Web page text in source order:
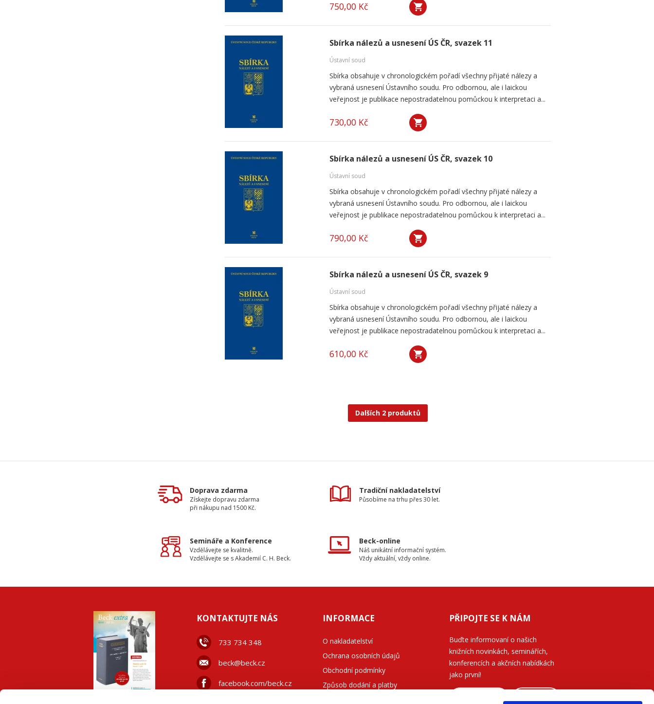
750,00 Kč
Sbírka nálezů a usnesení ÚS ČR, svazek 11
Ústavní soud
Sbírka obsahuje v chronologickém pořadí všechny přijaté nálezy a
vybraná usnesení Ústavního soudu. Pro odbornou, ale i laickou
veřejnost je publikace nepostradatelnou pomůckou k interpretaci a...
730,00 Kč
Sbírka nálezů a usnesení ÚS ČR, svazek 10
Ústavní soud
Sbírka obsahuje v chronologickém pořadí všechny přijaté nálezy a
vybraná usnesení Ústavního soudu. Pro odbornou, ale i laickou
veřejnost je publikace nepostradatelnou pomůckou k interpretaci a...
790,00 Kč
Sbírka nálezů a usnesení ÚS ČR, svazek 9
Ústavní soud
Sbírka obsahuje v chronologickém pořadí všechny přijaté nálezy a
vybraná usnesení Ústavního soudu. Pro odbornou, ale i laickou
veřejnost je publikace nepostradatelnou pomůckou k interpretaci a...
610,00 Kč
Dalších 2 produktů
Doprava zdarma
Získejte dopravu zdarma
při nákupu nad 1500 Kč.
Tradiční nakladatelství
Působíme na trhu přes 30 let.
Semináře a Konference
Vzdělávejte se kvalitně.
Vzdělávejte se s Akademií C. H. Beck.
Beck-online
Náš unikátní informační systém.
Vždy aktuální, vždy online.
KONTAKTUJTE NÁS
733 734 348
beck@beck.cz
facebook.com/beck.cz
INFORMACE
O nakladatelství
Ochrana osobních údajů
Obchodní podmínky
Způsob dodání a platby
PŘIPOJTE SE K NÁM
Buďte informovaní o našich
knižních novinkách, seminářích,
konferencích a akčních nabídkách
jako první!